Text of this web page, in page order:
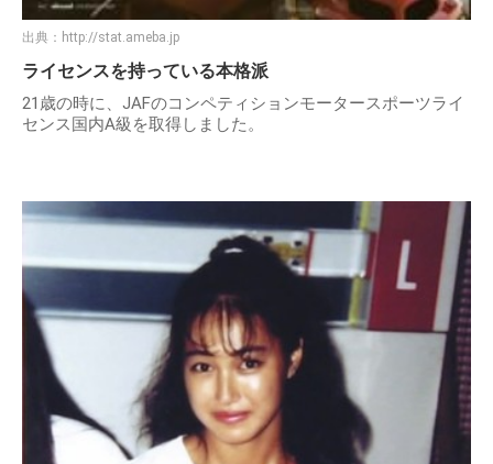
出典： http://stat.ameba.jp
ライセンスを持っている本格派
21歳の時に、JAFのコンペティションモータースポーツライ
センス国内A級を取得しました。